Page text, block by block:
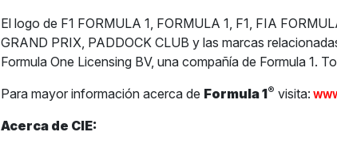
El logo de F1 FORMULA 1, FORMULA 1, F1, FIA
GRAND PRIX, PADDOCK CLUB y las marcas
Formula One Licensing BV, una compañía de Formula 1.
Para mayor información acerca de Formula 1® visita:
Acerca de CIE: